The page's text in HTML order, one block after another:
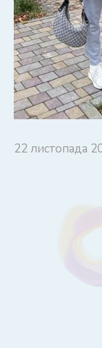
22 листопада